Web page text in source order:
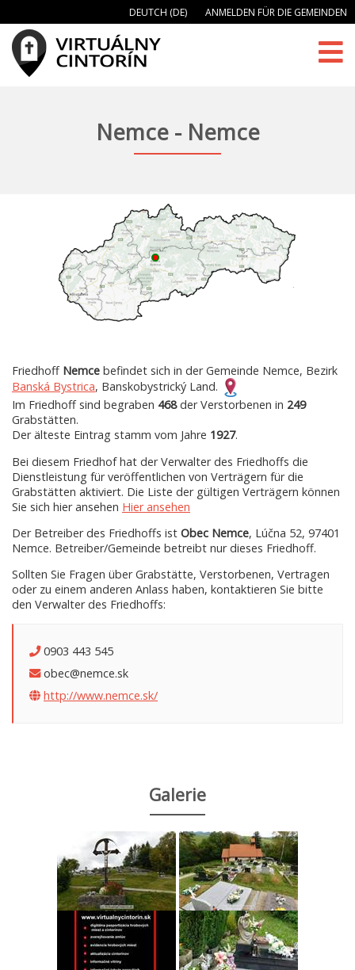
DEUTCH (DE) ANMELDEN FÜR DIE GEMEINDEN
Nemce - Nemce
Friedhoff Nemce befindet sich in der Gemeinde Nemce, Bezirk
Banská Bystrica, Banskobystrický Land.
Im Friedhoff sind begraben 468der Verstorbenen in 249
Grabstätten.
Der älteste Eintrag stamm vom Jahre 1927.
Bei diesem Friedhof hat der Verwalter des Friedhoffs die
Dienstleistung für veröffentlichen von Verträgern für die
Grabstätten aktiviert. Die Liste der gültigen Verträgern können
Sie sich hier ansehen Hier ansehen
Der Betreiber des Friedhoffs ist Obec Nemce, Lúčna 52, 97401
Nemce. Betreiber/Gemeinde betreibt nur dieses Friedhoff.
Sollten Sie Fragen über Grabstätte, Verstorbenen, Vertragen
oder zu einem anderen Anlass haben, kontaktieren Sie bitte
den Verwalter des Friedhoffs:
0903 443 545
obec@nemce.sk
http://www.nemce.sk/
Galerie